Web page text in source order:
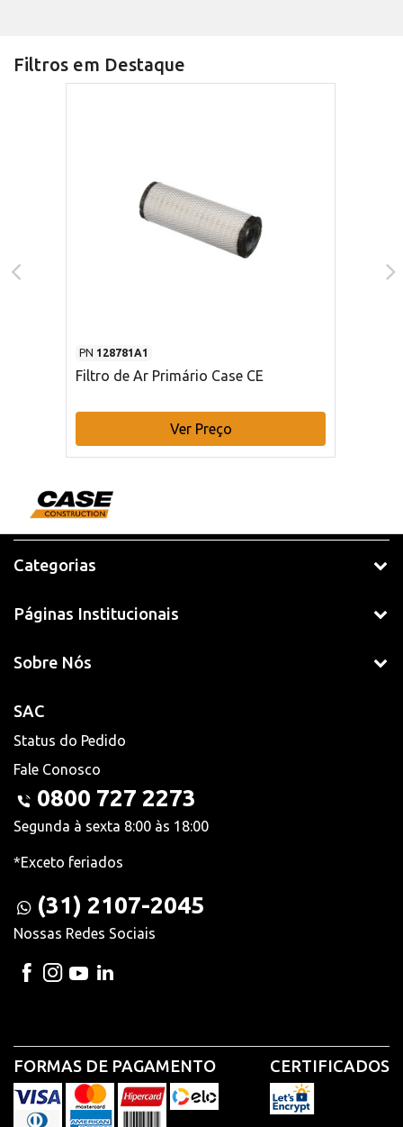
Filtros em Destaque
PN 128781A1
Filtro de Ar Primário Case CE
Ver Preço
Categorias
Páginas Institucionais
Sobre Nós
SAC
Status do Pedido
Fale Conosco
0800 727 2273
Segunda à sexta 8:00 às 18:00
*Exceto feriados
(31) 2107-2045
Nossas Redes Sociais
FORMAS DE PAGAMENTO CERTIFICADOS